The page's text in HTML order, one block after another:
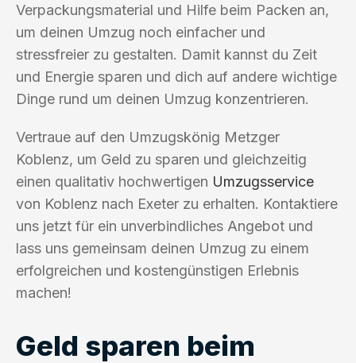
Verpackungsmaterial und Hilfe beim Packen an,
um deinen Umzug noch einfacher und
stressfreier zu gestalten. Damit kannst du Zeit
und Energie sparen und dich auf andere wichtige
Dinge rund um deinen Umzug konzentrieren.
Vertraue auf den Umzugskönig Metzger
Koblenz, um Geld zu sparen und gleichzeitig
einen qualitativ hochwertigen Umzugsservice
von Koblenz nach Exeter zu erhalten. Kontaktiere
uns jetzt für ein unverbindliches Angebot und
lass uns gemeinsam deinen Umzug zu einem
erfolgreichen und kostengünstigen Erlebnis
machen!
Geld sparen beim